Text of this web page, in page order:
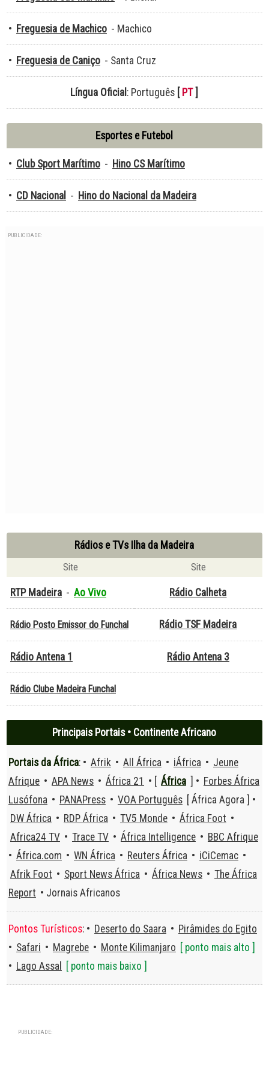
• Freguesia de Machico - Machico
• Freguesia de Caniço - Santa Cruz
Língua Oficial : Português[ PT]
Esportes e Futebol
• Club Sport Marítimo - Hino CS Marítimo
• CD Nacional - Hino do Nacional da Madeira
PUBLICIDADE:
Rádios e TVs Ilha da Madeira
Site Site
RTP Madeira - Ao Vivo Rádio Calheta
Rádio Posto Emissor do Funchal Rádio TSF Madeira
Rádio Antena 1 Rádio Antena 3
Rádio Clube Madeira Funchal
Principais Portais • Continente Africano
Portais da África: • Afrik • All África • iÁfrica • Jeune
Afrique • APA News • África 21 • [ África ] • Forbes África
Lusófona • PANAPress • VOA Português
[ África Agora ] •
DW África • RDP África • TV5 Monde • África Foot •
Africa24 TV • Trace TV • África Intelligence • BBC Afrique
• África.com • WN África • Reuters África • iCiCemac •
Afrik Foot • Sport News África • África News • The África
Report • Jornais Africanos
Pontos Turísticos: • Deserto do Saara • Pirâmides do Egito
• Safari • Magrebe • Monte Kilimanjaro
[ ponto mais alto ]
• Lago Assal [ ponto mais baixo ]
PUBLICIDADE: